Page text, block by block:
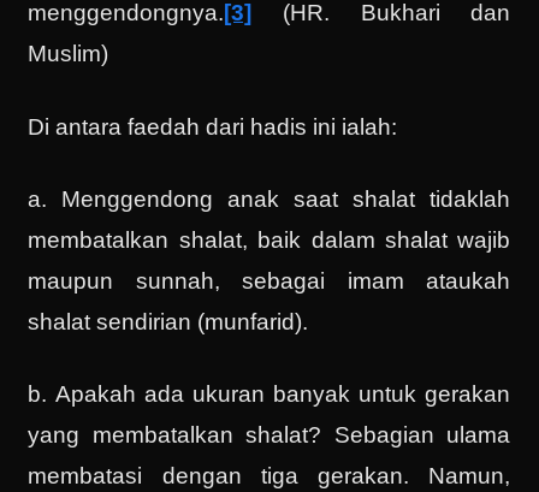
menggendongnya.[3]
(HR. Bukhari dan
Muslim)
Di antara faedah dari hadis ini ialah:
a. Menggendong anak saat shalat tidaklah
membatalkan shalat, baik dalam shalat wajib
maupun sunnah, sebagai imam ataukah
shalat sendirian (munfarid).
b. Apakah ada ukuran banyak untuk gerakan
yang membatalkan shalat? Sebagian ulama
membatasi dengan tiga gerakan. Namun,